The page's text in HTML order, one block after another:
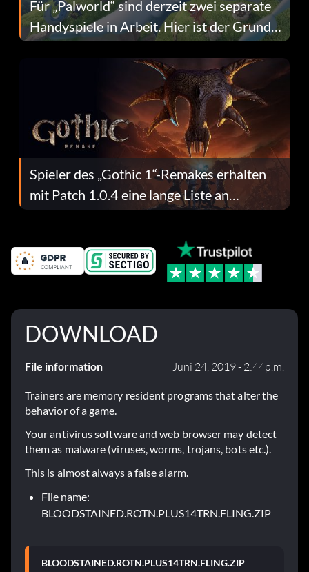
Für „Palworld“ sind derzeit zwei separate
Handyspiele in Arbeit. Hier ist der Grund
dafür.
Spieler des „Gothic 1“-Remakes erhalten
mit Patch 1.0.4 eine lange Liste an
Fehlerbehebungen
DOWNLOAD
File information Juni 24, 2019 - 2:44p.m.
Trainers are memory resident programs that alter the
behavior of a game.
Your antivirus software and web browser may detect
them as malware (viruses, worms, trojans, bots etc.).
This is almost always a false alarm.
File name:
BLOODSTAINED.ROTN.PLUS14TRN.FLING.ZIP
BLOODSTAINED.ROTN.PLUS14TRN.FLING.ZIP